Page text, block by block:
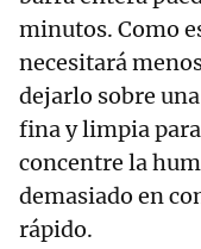
minutos. Como
necesitará
dejarlo sobre
fina y limpia para
concentre la
demasiado en
rápido.